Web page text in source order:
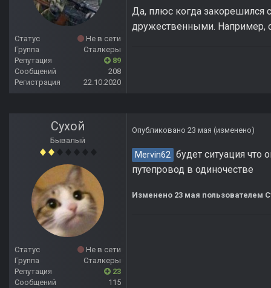
Статус
Не в сети
Группа
Сталкеры
Репутация
89
Сообщений
208
Регистрация
22.10.2020
Да, плюс когда закорешился
дружественными. Например,
Сухой
Бывалый
Статус
Не в сети
Группа
Сталкеры
Репутация
23
Сообщений
115
Опубликовано 23 мая (изменено)
Mervin62 будет ситуация что
путепровод в одиночестве
Изменено 23 мая пользователем